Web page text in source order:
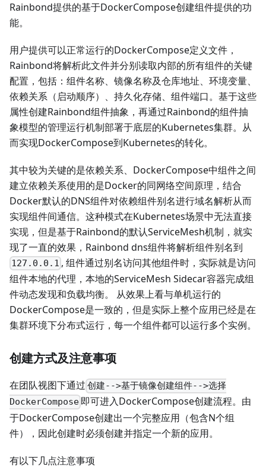
Rainbond提供的基于DockerCompose创建组件提供的功
能。
用户提供可以正常运行的DockerCompose定义文件，
Rainbond将解析此文件并分别读取内部的所有组件的关键
配置，包括：组件名称、镜像名称及仓库地址、环境变量、
依赖关系（启动顺序）、持久化存储、组件端口。基于这些
属性创建Rainbond组件抽象，再通过Rainbond的组件抽
象模型的管理运行机制部署于底层的Kubernetes集群。从
而实现DockerCompose到Kubernetes的转化。
其中较为关键的是依赖关系、DockerCompose中组件之间
建立依赖关系使用的是Docker的同网络空间原理，结合
Docker默认的DNS组件对依赖组件别名进行域名解析从而
实现组件间通信。这种模式在Kubernetes场景中无法直接
实现，但是基于Rainbond的默认ServiceMesh机制，就实
现了一直的效果，Rainbond dns组件将解析组件别名到
127.0.0.1 , 组件通过别名访问其他组件时，实际就是访问
组件本地的代理，本地的ServiceMesh Sidecar容器完成组
件动态发现和负载均衡。 从效果上看与单机运行的
DockerCompose是一致的，但是实际上整个应用已经是在
集群环境下分布式运行，每一个组件都可以运行多个实例。
创建方式及注意事项
在团队视图下通过 创建-->基于镜像创建组件-->选择
DockerCompose 即可进入DockerCompose创建流程。由
于DockerCompose创建出一个完整应用（包含N个组
件），因此创建时必须创建并指定一个新的应用。
有以下几点注意事项